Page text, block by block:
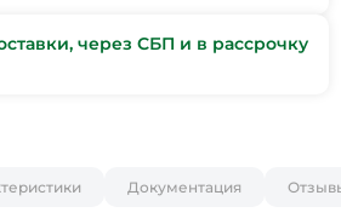
через СБП и в рассрочку
Документация